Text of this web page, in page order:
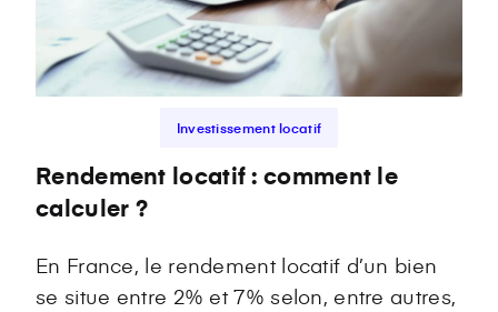
Investissement locatif
Rendement locatif : comment le
calculer ?
En France, le rendement locatif d’un bien
se situe entre 2% et 7% selon, entre autres,